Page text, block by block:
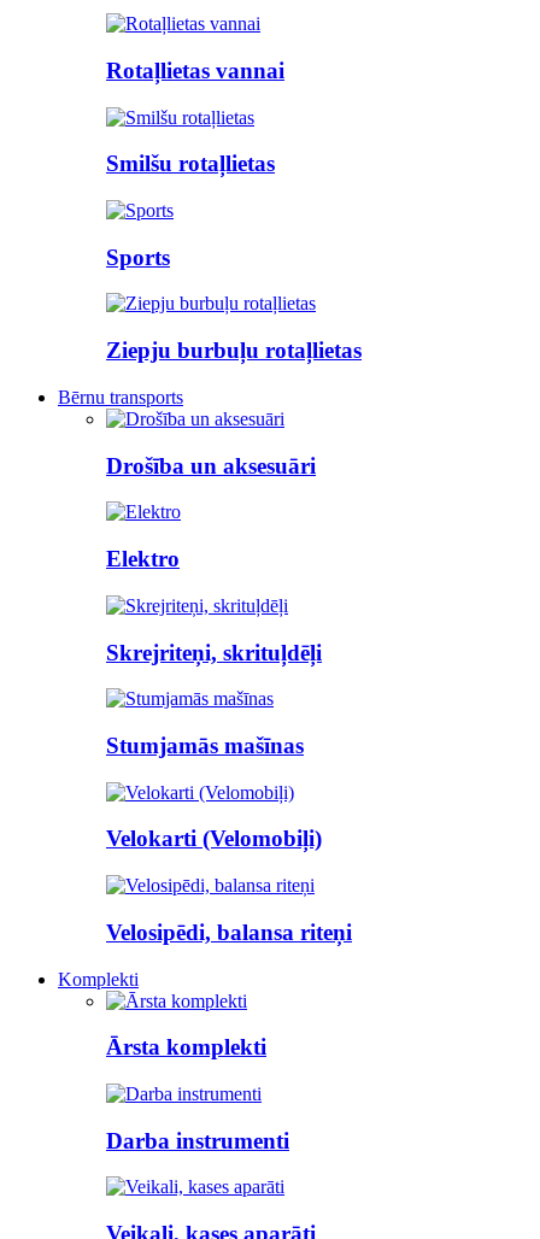
Rotaļlietas vannai
Smilšu rotaļlietas
Sports
Ziepju burbuļu rotaļlietas
Bērnu transports
Drošība un aksesuāri
Elektro
Skrejriteņi, skrituļdēļi
Stumjamās mašīnas
Velokarti (Velomobiļi)
Velosipēdi, balansa riteņi
Komplekti
Ārsta komplekti
Darba instrumenti
Veikali, kases aparāti